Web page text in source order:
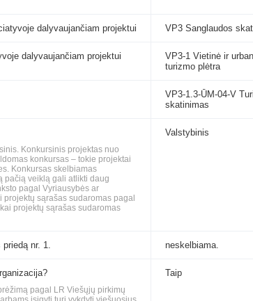
dalyvaujančiam projektui VP3 Sanglaudos
dalyvaujančiam projektui
VP3-1 Vietinė ir
turizmo plėtra
VP3-1.3-ŪM-04-V
skatinimas
Konkursinis projektas nuo
konkursas – tokie projektai
Konkursas skelbiamas
pačią veiklą gali atlikti daug
pagal Vyriausybės ar
sąrašas sudaromas pagal
projektų sąrašas sudaromas
Valstybinis
nr. 1. neskelbiama.
pagal LR Viešųjų pirkimų
Taip